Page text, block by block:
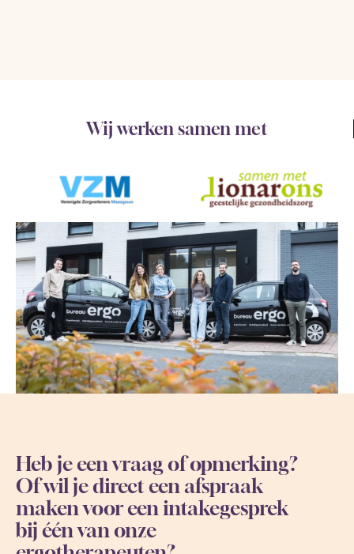
Wij werken samen met
Heb je een vraag of opmerking?
Of wil je direct een afspraak
maken voor een intakegesprek
bij één van onze